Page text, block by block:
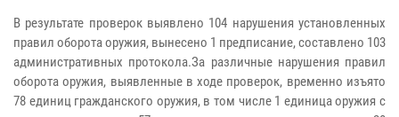
В результате проверок выявлено 104 нарушения установленных
правил оборота оружия, вынесено 1 предписание, составлено 103
административных протокола.За различные нарушения правил
оборота оружия, выявленные в ходе проверок, временно изъято
78 единиц гражданского оружия, в том числе 1 единица оружия с